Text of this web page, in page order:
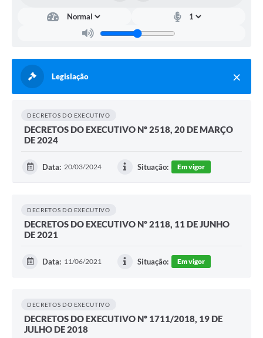
Agenda
SIC
Diário Oficial
Notícias
AUDIÊNCIA PÚBLICA - PLANEJA-URB 01
Inscrições - Estagiário
Legislação
DECRETOS DO EXECUTIVO
DECRETOS DO EXECUTIVO Nº 2518, 20 DE MARÇO
DE 2024
Data: 20/03/2024 Situação: Em vigor
DECRETOS DO EXECUTIVO
DECRETOS DO EXECUTIVO Nº 2118, 11 DE JUNHO
DE 2021
Data: 11/06/2021 Situação: Em vigor
DECRETOS DO EXECUTIVO
DECRETOS DO EXECUTIVO Nº 1711/2018, 19 DE
JULHO DE 2018